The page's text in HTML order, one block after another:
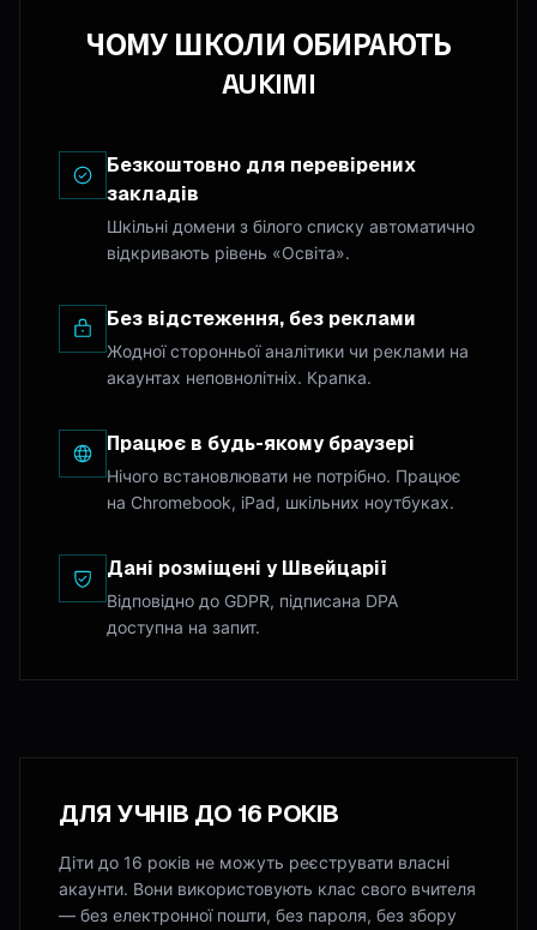
ЧОМУ ШКОЛИ ОБИРАЮТЬ
AUKIMI
Безкоштовно для перевірених
закладів
Шкільні домени з білого списку автоматично
відкривають рівень «Освіта».
Без відстеження, без реклами
Жодної сторонньої аналітики чи реклами на
акаунтах неповнолітніх. Крапка.
Працює в будь-якому браузері
Нічого встановлювати не потрібно. Працює
на Chromebook, iPad, шкільних ноутбуках.
Дані розміщені у Швейцарії
Відповідно до GDPR, підписана DPA
доступна на запит.
ДЛЯ УЧНІВ ДО 16 РОКІВ
Діти до 16 років не можуть реєструвати власні
акаунти. Вони використовують клас свого вчителя
— без електронної пошти, без пароля, без збору